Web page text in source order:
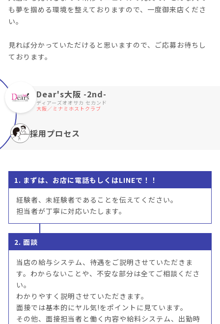
も夢を掴める環境を整えておりますので、一度御来店くださ
い。
見れば分かっていただけると思いますので、ご応募お待ちし
ております。
Dear's大阪 -2nd-
ディアーズオオサカ セカンド
大阪／ミナミホストクラブ
採用プロセス
1. まずは、お店に電話もしくはLINEで！！
経験者、未経験者であることを伝えてください。
担当者が丁寧に対応いたします。
2. 面談
当店の給与システム、待遇をご説明させていただきま
す。わからないことや、不安な部分は全てご相談くださ
い。
わかりやすく説明させていただきます。
面接では基本的にヤル気!をポイントに見ています。
その他、面接担当者と働く内容や給料システム、出勤時